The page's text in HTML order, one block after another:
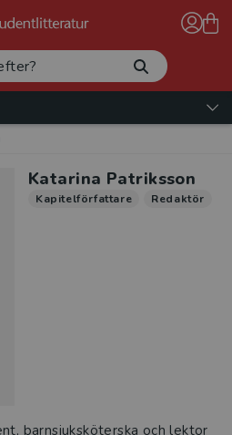
Katarina Patriksson
Kapitelförfattare Redaktör
barnsjuksköterska och lektor